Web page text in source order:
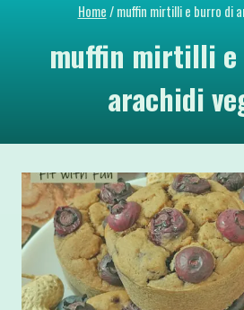
Home/ muffin mirtilli e burro di
muffin mirtilli
arachidi